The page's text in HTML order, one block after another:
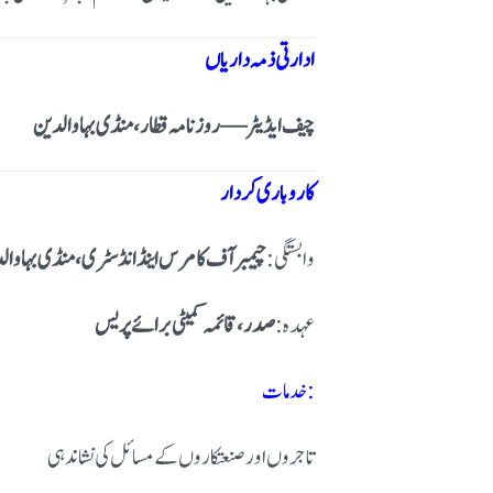
ادارتی ذمہ داریاں
چیف ایڈیٹر — روزنامہ قطار، منڈی بہاوالدین
کاروباری کردار
وابستگی:چیمبر آف کامرس اینڈ انڈسٹری، منڈی
عہدہ:صدر، قائمہ کمیٹی برائے پریس
خدمات:
تاجروں اور صنعتکاروں کے مسائل کی نشاندہی